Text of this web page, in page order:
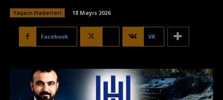
Yaşam Haberleri 18 Mayıs 2026
Facebook VK